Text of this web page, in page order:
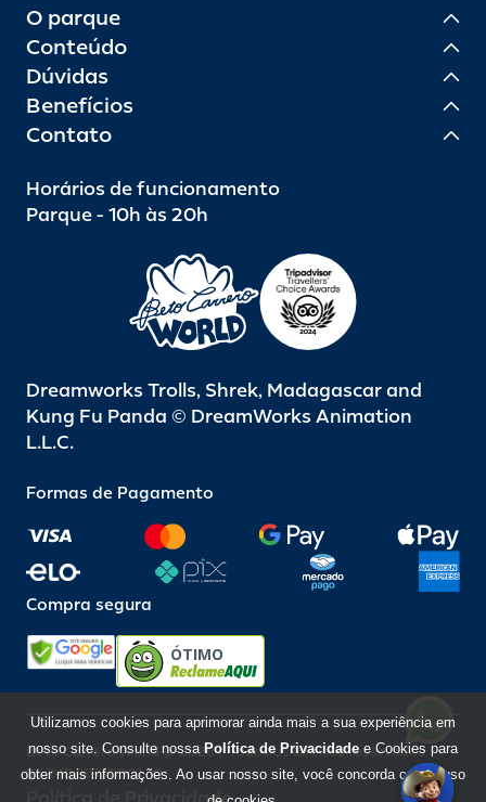
O parque
Conteúdo
Dúvidas
Benefícios
Contato
Horários de funcionamento
Parque - 10h às 20h
Dreamworks Trolls, Shrek, Madagascar and
Kung Fu Panda © DreamWorks Animation
L.L.C.
Formas de Pagamento
Compra segura
ÓTIMO
Beto Carrero World @ 2026 / Todos os direitos reservados
85.248.987/0001-10
Utilizamos cookies para aprimorar ainda mais a sua experiência em
nosso site. Consulte nossa Política de Privacidade e Cookies para
obter mais informações. Ao usar nosso site, você concorda com o uso